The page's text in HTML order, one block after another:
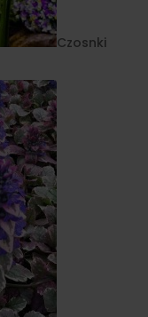
Czosnki